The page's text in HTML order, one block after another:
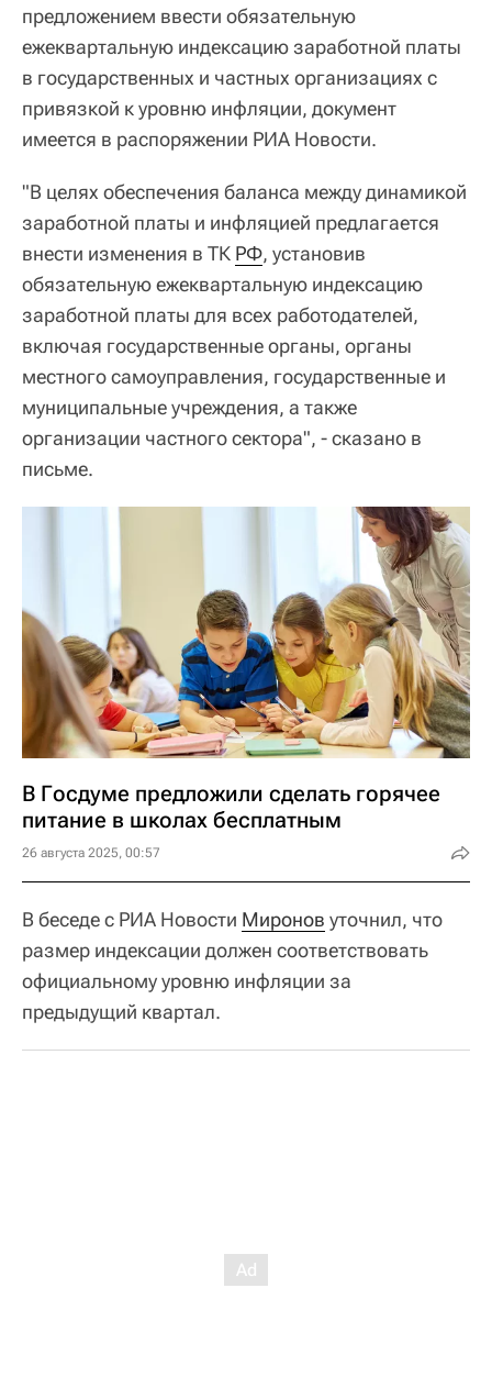
предложением ввести обязательную
ежеквартальную индексацию заработной платы
в государственных и частных организациях с
привязкой к уровню инфляции, документ
имеется в распоряжении РИА Новости.
"В целях обеспечения баланса между динамикой
заработной платы и инфляцией предлагается
внести изменения в ТК РФ, установив
обязательную ежеквартальную индексацию
заработной платы для всех работодателей,
включая государственные органы, органы
местного самоуправления, государственные и
муниципальные учреждения, а также
организации частного сектора", - сказано в
письме.
В Госдуме предложили сделать горячее
питание в школах бесплатным
26 августа 2025, 00:57
В беседе с РИА Новости Миронов уточнил, что
размер индексации должен соответствовать
официальному уровню инфляции за
предыдущий квартал.